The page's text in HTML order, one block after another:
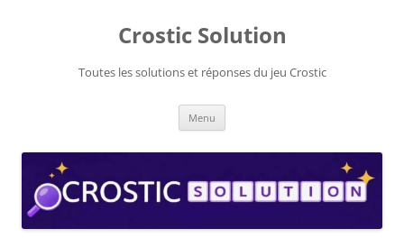
Crostic Solution
Toutes les solutions et réponses du jeu Crostic
Menu